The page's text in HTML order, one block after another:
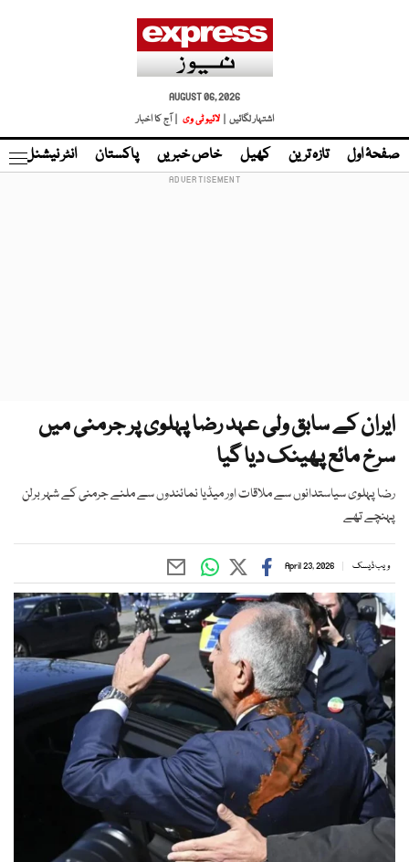
AUGUST 06, 2026
اشتہار لگائیں |
لائیو ٹی وی | آج کا اخبار
صفحۂ اول تازہ ترین کھیل خاص خبریں پاکستان انٹر نیشنل
ایران کے سابق ولی عہد رضا پہلوی پر جرمنی میں
سرخ مائع پھینک دیا گیا
رضا پہلوی سیاستدانوں سے ملاقات اور میڈیا نمائندوں سے ملنے جرمنی کے شہر برلن
پہنچے تھے
ویب ڈیسک April 23, 2026